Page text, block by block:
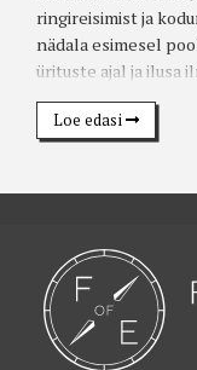
ringireisimist ja
nädala esimesel
ürituste ajal ja ilusa
Loe edasi